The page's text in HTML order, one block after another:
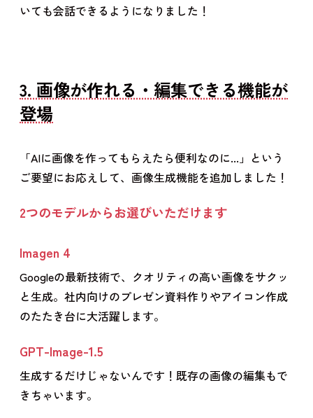
いても会話できるようになりました！
3. 画像が作れる・編集できる機能が
登場
「AIに画像を作ってもらえたら便利なのに...」という
ご要望にお応えして、画像生成機能を追加しました！
2つのモデルからお選びいただけます
Imagen 4
Googleの最新技術で、クオリティの高い画像をサクッ
と生成。社内向けのプレゼン資料作りやアイコン作成
のたたき台に大活躍します。
GPT-Image-1.5
生成するだけじゃないんです！既存の画像の編集もで
きちゃいます。